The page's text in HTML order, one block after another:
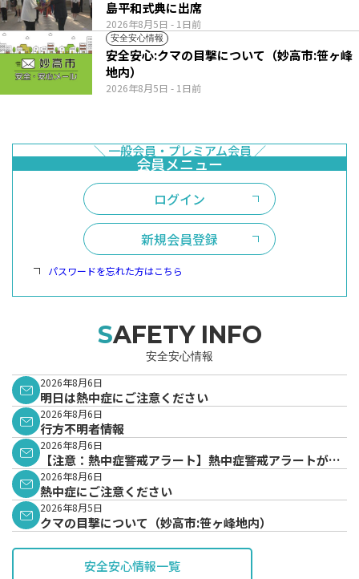
2026年8月5日 - 1日前
島平和式典に出席
安全安心情報
2026年8月5日 - 1日前
安全安心:クマの目撃について（妙高市:笹ヶ峰
地内）
ログイン
新規会員登録
パスワードを忘れた方はこちら
SAFETY INFO
安全安心情報
2026年8月6日
明日は熱中症にご注意ください
2026年8月6日
行方不明者情報
2026年8月6日
【注意：熱中症警戒アラート】熱中症警戒アラートが発
表されています。
2026年8月6日
熱中症にご注意ください
2026年8月5日
クマの目撃について（妙高市:笹ヶ峰地内）
安全安心情報一覧